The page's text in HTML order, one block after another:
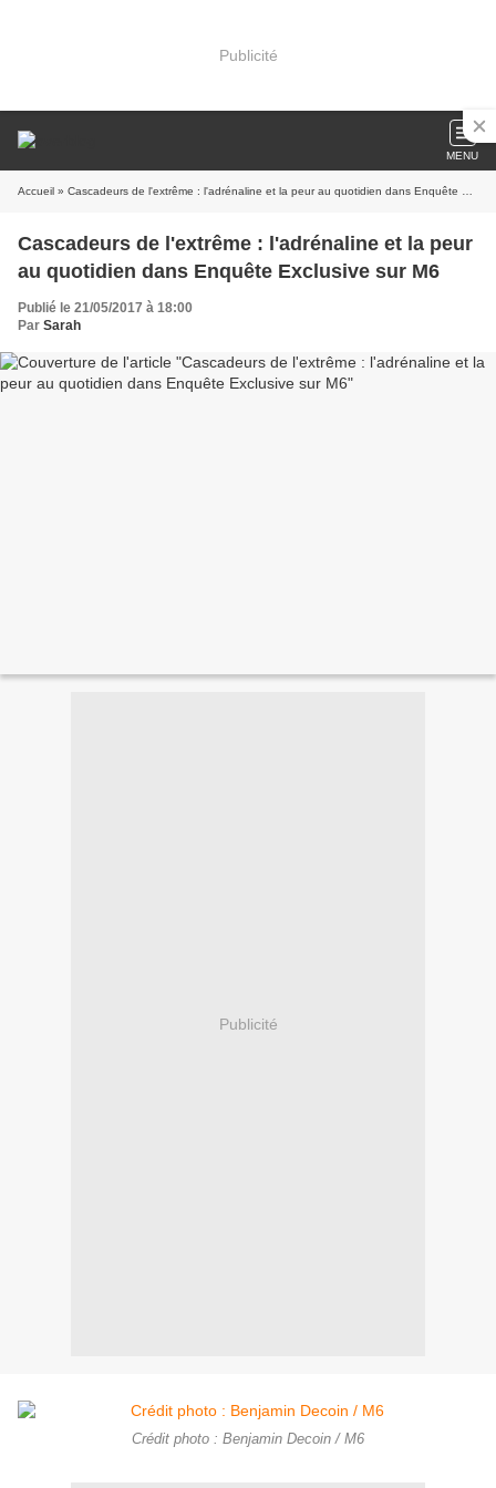
Publicité
MENU
Accueil » Cascadeurs de l'extrême : l'adrénaline et la peur au quotidien dans Enquête Exclusive sur M6
Cascadeurs de l'extrême : l'adrénaline et la peur
au quotidien dans Enquête Exclusive sur M6
Publié le 21/05/2017 à 18:00
Par Sarah
Publicité
Crédit photo : Benjamin Decoin / M6